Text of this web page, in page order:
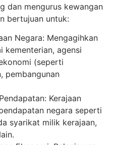
dan mengurus kewangan
bertujuan untuk:
Negara: Mengagihkan
kementerian, agensi
(seperti
pembangunan
Kerajaan
negara seperti
syarikat milik kerajaan,